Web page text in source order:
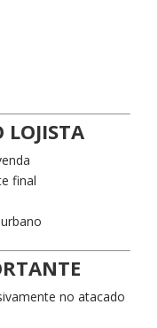
LOJISTA
final
no atacado